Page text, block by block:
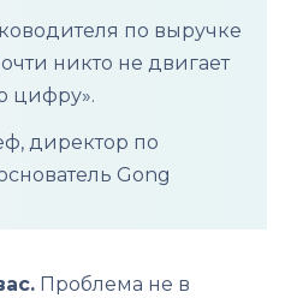
по выручке
никто не двигает
цифру».
директор по
Gong
Проблема не в